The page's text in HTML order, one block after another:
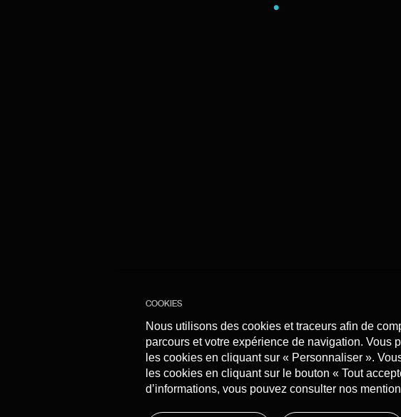
COOKIES
Nous utilisons des cookies et traceurs afin de
parcours et votre expérience de navigation. Vous
les cookies en cliquant sur « Personnaliser ».
les cookies en cliquant sur le bouton « Tout
d’informations, vous pouvez consulter nos